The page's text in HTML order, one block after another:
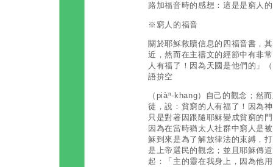
路加福音時的感想：這是是窮人
※窮人的福音
關於耶穌救贖信息的四福音書，
近，然而在主禱文的經節中有非
人有福了！因為天國是他們的」
語拚空
（piàⁿ-khang）自己的觀念；然
徒，說：貧窮的人有福了！因為
只是對著因跟隨耶穌變成貧窮的
因為在當時猶太人社群中窮人是
穌到來是為了解放律法的束縛，
是上帝選民的觀念；並且耶穌傳
起：「主的靈在我身上，因為他